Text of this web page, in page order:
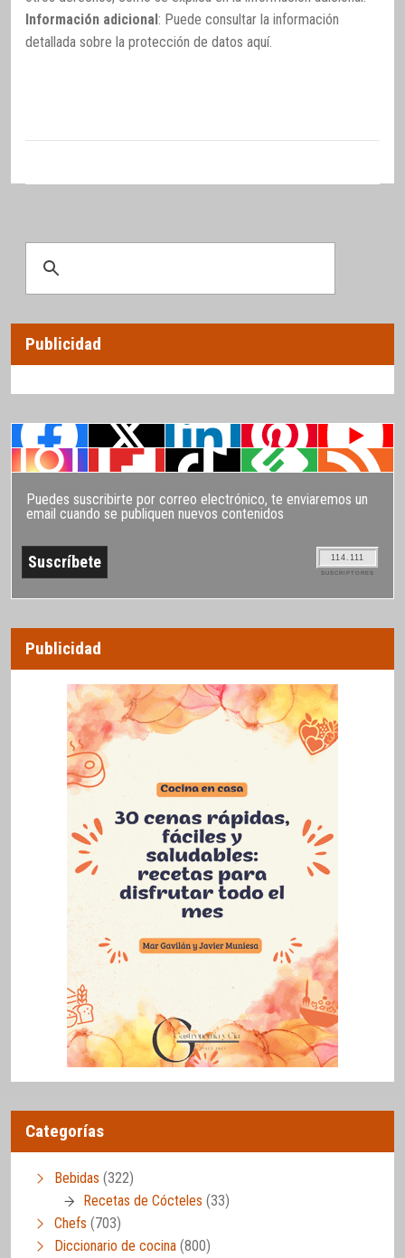
Información adicional: Puede consultar la información
detallada sobre la protección de datos aquí.
Publicidad
Puedes suscribirte por correo electrónico, te enviaremos un
email cuando se publiquen nuevos contenidos
114.111
SUSCRIPTORES
Publicidad
Categorías
Bebidas (322)
Recetas de Cócteles (33)
Chefs (703)
Diccionario de cocina (800)